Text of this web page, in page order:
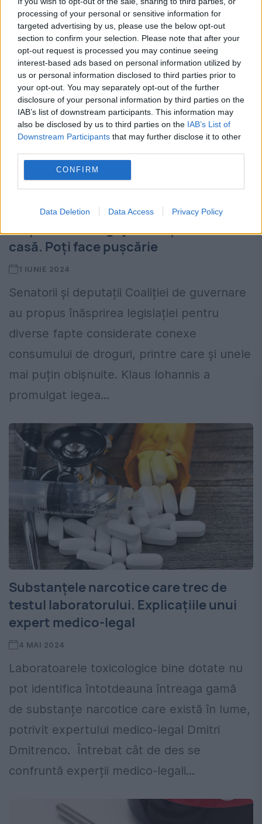
processing of your personal or sensitive information for
targeted advertising by us, please use the below opt-out
section to confirm your selection. Please note that after your
opt-out request is processed you may continue seeing
interest-based ads based on personal information utilized by
us or personal information disclosed to third parties prior to
your opt-out. You may separately opt-out of the further
disclosure of your personal information by third parties on the
IAB’s list of downstream participants. This information may
also be disclosed by us to third parties on the IAB’s List of
Downstream Participants that may further disclose it to other
CONFIRM
Data Deletion Data Access Privacy Policy
administrativ „Teen Challenge România”, iar
cel care a moderat...
Viața la bloc. Ai grijă cine îți intră în
casă. Poți face pușcărie
1 IUNIE 2024
Senatorii și deputații Coaliției de guvernare
au propus înăsprirea legislației pentru
diverse fapte considerate conexe
consumului de droguri, printre care și unele
mai puțin obișnuite. Klaus Iohannis a
promulgat legea...
Substanțele narcotice care trec de
testul laboratorului. Explicațiile unui
expert medico-legal
4 MAI 2024
Laboratoarele toxicologice bine dotate nu
pot identifica întotdeauna întreaga gamă
de substanțe narcotice care există în lume,
potrivit expertului medico-legal Dmitri
Dmitrenco. Întrebat cât de des se
confruntă experții medico-legali...